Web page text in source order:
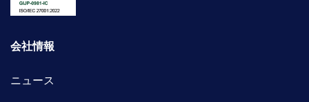
会社情報
ニュース